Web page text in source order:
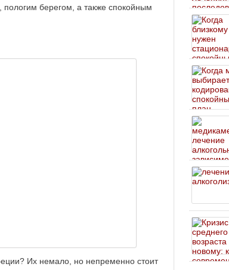
пологим берегом, а также спокойным
Их немало, но непременно стоит